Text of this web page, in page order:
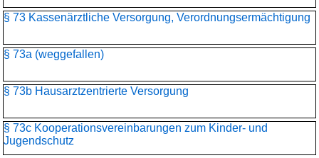
§ 73 Kassenärztliche Versorgung, Verordnungsermächtigung
§ 73a (weggefallen)
§ 73b Hausarztzentrierte Versorgung
§ 73c Kooperationsvereinbarungen zum Kinder- und
Jugendschutz